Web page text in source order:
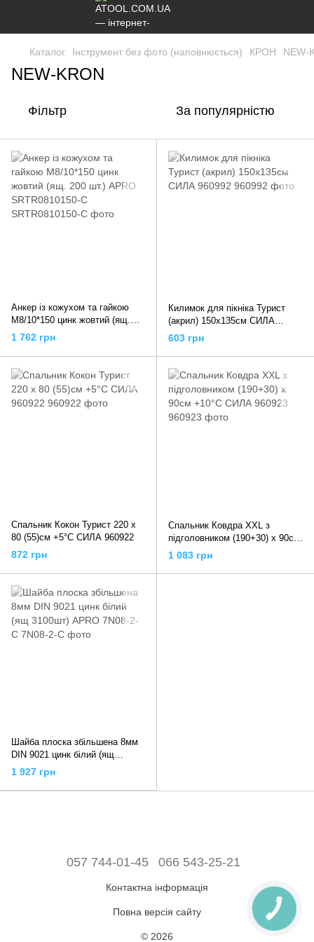
Каталог Інструмент без фото (наповнюється) КРОН NEW-
NEW-KRON
Фільтр За популярністю
Анкер із кожухом та гайкою
М8/10*150 цинк жовтий (ящ.
200 шт.) APRO SRTR0810150-C
1 762 грн
Килимок для пікніка Турист
(акрил) 150х135см СИЛА
960992
603 грн
Спальник Кокон Турист 220 х
80 (55)см +5°С СИЛА 960922
872 грн
Спальник Ковдра XXL з
підголовником (190+30) х 90см
+10°С СИЛА 960923
1 083 грн
Шайба плоска збільшена 8мм
DIN 9021 цинк білий (ящ
3100шт) APRO 7N08-2-C
1 927 грн
057 744-01-45 066 543-25-21
Контактна інформація
Повна версія сайту
© 2026